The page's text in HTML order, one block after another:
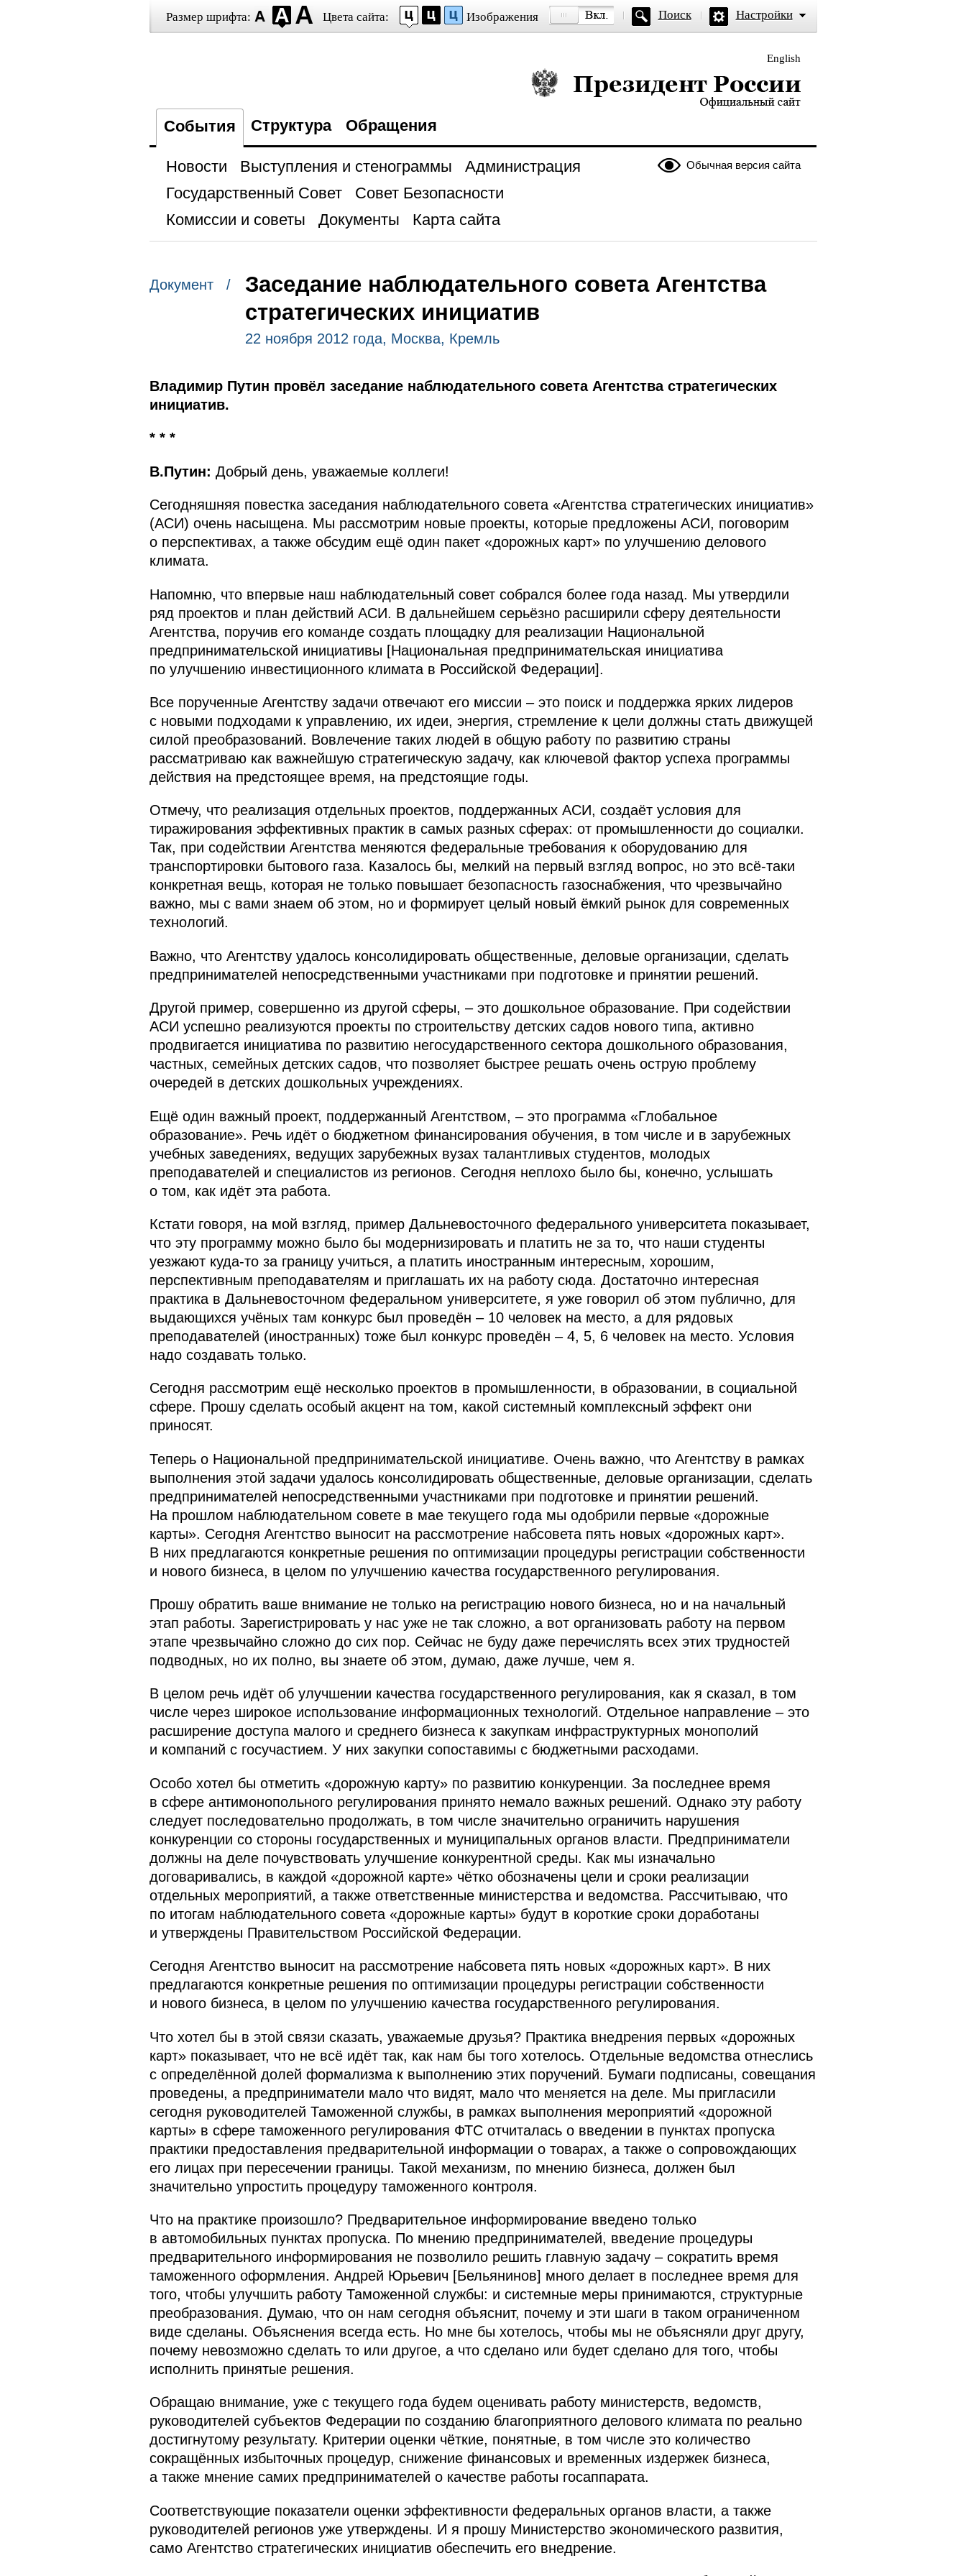
Размер шрифта: Цвета сайта: Изображения Поиск Настройки
English
Президент России — официальный сайт
События Структура Обращения
Обычная версия сайта
Новости Выступления и стенограммы
Администрация
Государственный Совет
Совет Безопасности
Комиссии и советы
Документы Карта сайта
Документ /
Заседание наблюдательного совета Агентства
стратегических инициатив
22 ноября 2012 года, Москва, Кремль
Владимир Путин провёл заседание наблюдательного совета Агентства стратегических
инициатив.
* * *
В.Путин: Добрый день, уважаемые коллеги!
Сегодняшняя повестка заседания наблюдательного совета «Агентства стратегических инициатив»
(АСИ) очень насыщена. Мы рассмотрим новые проекты, которые предложены АСИ, поговорим
о перспективах, а также обсудим ещё один пакет «дорожных карт» по улучшению делового
климата.
Напомню, что впервые наш наблюдательный совет собрался более года назад. Мы утвердили
ряд проектов и план действий АСИ. В дальнейшем серьёзно расширили сферу деятельности
Агентства, поручив его команде создать площадку для реализации Национальной
предпринимательской инициативы [Национальная предпринимательская инициатива
по улучшению инвестиционного климата в Российской Федерации].
Все порученные Агентству задачи отвечают его миссии – это поиск и поддержка ярких лидеров
с новыми подходами к управлению, их идеи, энергия, стремление к цели должны стать движущей
силой преобразований. Вовлечение таких людей в общую работу по развитию страны
рассматриваю как важнейшую стратегическую задачу, как ключевой фактор успеха программы
действия на предстоящее время, на предстоящие годы.
Отмечу, что реализация отдельных проектов, поддержанных АСИ, создаёт условия для
тиражирования эффективных практик в самых разных сферах: от промышленности до социалки.
Так, при содействии Агентства меняются федеральные требования к оборудованию для
транспортировки бытового газа. Казалось бы, мелкий на первый взгляд вопрос, но это всё‑таки
конкретная вещь, которая не только повышает безопасность газоснабжения, что чрезвычайно
важно, мы с вами знаем об этом, но и формирует целый новый ёмкий рынок для современных
технологий.
Важно, что Агентству удалось консолидировать общественные, деловые организации, сделать
предпринимателей непосредственными участниками при подготовке и принятии решений.
Другой пример, совершенно из другой сферы, – это дошкольное образование. При содействии
АСИ успешно реализуются проекты по строительству детских садов нового типа, активно
продвигается инициатива по развитию негосударственного сектора дошкольного образования,
частных, семейных детских садов, что позволяет быстрее решать очень острую проблему
очередей в детских дошкольных учреждениях.
Ещё один важный проект, поддержанный Агентством, – это программа «Глобальное
образование». Речь идёт о бюджетном финансирования обучения, в том числе и в зарубежных
учебных заведениях, ведущих зарубежных вузах талантливых студентов, молодых
преподавателей и специалистов из регионов. Сегодня неплохо было бы, конечно, услышать
о том, как идёт эта работа.
Кстати говоря, на мой взгляд, пример Дальневосточного федерального университета показывает,
что эту программу можно было бы модернизировать и платить не за то, что наши студенты
уезжают куда‑то за границу учиться, а платить иностранным интересным, хорошим,
перспективным преподавателям и приглашать их на работу сюда. Достаточно интересная
практика в Дальневосточном федеральном университете, я уже говорил об этом публично, для
выдающихся учёных там конкурс был проведён – 10 человек на место, а для рядовых
преподавателей (иностранных) тоже был конкурс проведён – 4, 5, 6 человек на место. Условия
надо создавать только.
Сегодня рассмотрим ещё несколько проектов в промышленности, в образовании, в социальной
сфере. Прошу сделать особый акцент на том, какой системный комплексный эффект они
приносят.
Теперь о Национальной предпринимательской инициативе. Очень важно, что Агентству в рамках
выполнения этой задачи удалось консолидировать общественные, деловые организации, сделать
предпринимателей непосредственными участниками при подготовке и принятии решений.
На прошлом наблюдательном совете в мае текущего года мы одобрили первые «дорожные
карты». Сегодня Агентство выносит на рассмотрение набсовета пять новых «дорожных карт».
В них предлагаются конкретные решения по оптимизации процедуры регистрации собственности
и нового бизнеса, в целом по улучшению качества государственного регулирования.
Прошу обратить ваше внимание не только на регистрацию нового бизнеса, но и на начальный
этап работы. Зарегистрировать у нас уже не так сложно, а вот организовать работу на первом
этапе чрезвычайно сложно до сих пор. Сейчас не буду даже перечислять всех этих трудностей
подводных, но их полно, вы знаете об этом, думаю, даже лучше, чем я.
В целом речь идёт об улучшении качества государственного регулирования, как я сказал, в том
числе через широкое использование информационных технологий. Отдельное направление – это
расширение доступа малого и среднего бизнеса к закупкам инфраструктурных монополий
и компаний с госучастием. У них закупки сопоставимы с бюджетными расходами.
Особо хотел бы отметить «дорожную карту» по развитию конкуренции. За последнее время
в сфере антимонопольного регулирования принято немало важных решений. Однако эту работу
следует последовательно продолжать, в том числе значительно ограничить нарушения
конкуренции со стороны государственных и муниципальных органов власти. Предприниматели
должны на деле почувствовать улучшение конкурентной среды. Как мы изначально
договаривались, в каждой «дорожной карте» чётко обозначены цели и сроки реализации
отдельных мероприятий, а также ответственные министерства и ведомства. Рассчитываю, что
по итогам наблюдательного совета «дорожные карты» будут в короткие сроки доработаны
и утверждены Правительством Российской Федерации.
Сегодня Агентство выносит на рассмотрение набсовета пять новых «дорожных карт». В них
предлагаются конкретные решения по оптимизации процедуры регистрации собственности
и нового бизнеса, в целом по улучшению качества государственного регулирования.
Что хотел бы в этой связи сказать, уважаемые друзья? Практика внедрения первых «дорожных
карт» показывает, что не всё идёт так, как нам бы того хотелось. Отдельные ведомства отнеслись
с определённой долей формализма к выполнению этих поручений. Бумаги подписаны, совещания
проведены, а предприниматели мало что видят, мало что меняется на деле. Мы пригласили
сегодня руководителей Таможенной службы, в рамках выполнения мероприятий «дорожной
карты» в сфере таможенного регулирования ФТС отчиталась о введении в пунктах пропуска
практики предоставления предварительной информации о товарах, а также о сопровождающих
его лицах при пересечении границы. Такой механизм, по мнению бизнеса, должен был
значительно упростить процедуру таможенного контроля.
Что на практике произошло? Предварительное информирование введено только
в автомобильных пунктах пропуска. По мнению предпринимателей, введение процедуры
предварительного информирования не позволило решить главную задачу – сократить время
таможенного оформления. Андрей Юрьевич [Бельянинов] много делает в последнее время для
того, чтобы улучшить работу Таможенной службы: и системные меры принимаются, структурные
преобразования. Думаю, что он нам сегодня объяснит, почему и эти шаги в таком ограниченном
виде сделаны. Объяснения всегда есть. Но мне бы хотелось, чтобы мы не объясняли друг другу,
почему невозможно сделать то или другое, а что сделано или будет сделано для того, чтобы
исполнить принятые решения.
Обращаю внимание, уже с текущего года будем оценивать работу министерств, ведомств,
руководителей субъектов Федерации по созданию благоприятного делового климата по реально
достигнутому результату. Критерии оценки чёткие, понятные, в том числе это количество
сокращённых избыточных процедур, снижение финансовых и временных издержек бизнеса,
а также мнение самих предпринимателей о качестве работы госаппарата.
Соответствующие показатели оценки эффективности федеральных органов власти, а также
руководителей регионов уже утверждены. И я прошу Министерство экономического развития,
само Агентство стратегических инициатив обеспечить его внедрение.